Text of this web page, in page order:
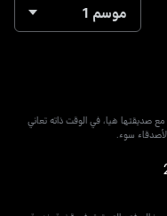
موسم 1
صديقتها هيا، في الوقت ذاته تعاني
سوء.